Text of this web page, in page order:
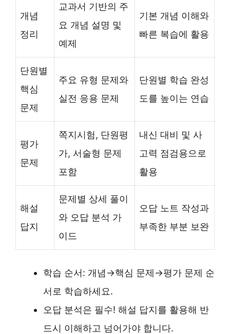
개념
정리
교과서 기반의 주
요 개념 설명 및
예제
기본 개념 이해와
빠른 복습에 활용
단원별
핵심
문제
주요 유형 문제와
실전 응용 문제
단원별 학습 완성
도를 높이는 연습
평가
문제
쪽지시험, 단원평
가, 서술형 문제
포함
내신 대비 및 사
고력 점검용으로
활용
해설
답지
문제별 상세 풀이
와 오답 분석 가
이드
오답 노트 작성과
부족한 부분 보완
학습 순서: 개념→핵심 문제→평가 문제 순
서로 학습하세요.
오답 분석은 필수! 해설 답지를 활용해 반
드시 이해하고 넘어가야 합니다.